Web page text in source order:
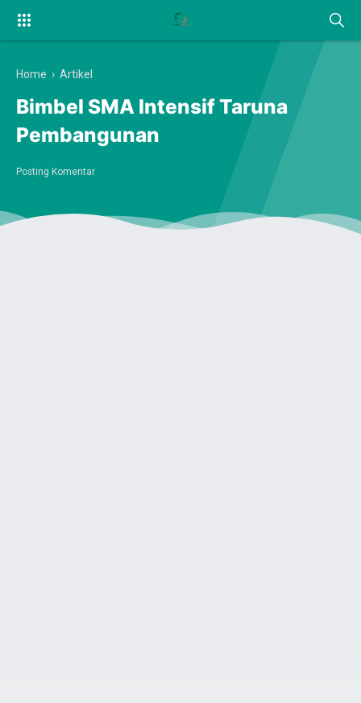
Home › Artikel
Bimbel SMA Intensif Taruna
Pembangunan
Posting Komentar